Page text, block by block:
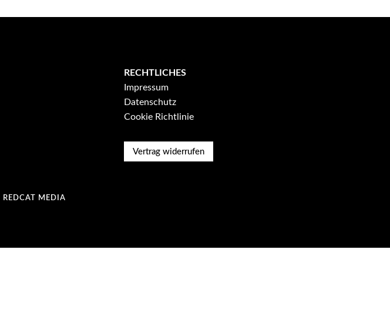
RECHTLICHES
Impressum
Datenschutz
Cookie Richtlinie
Vertrag widerrufen
REDCAT MEDIA